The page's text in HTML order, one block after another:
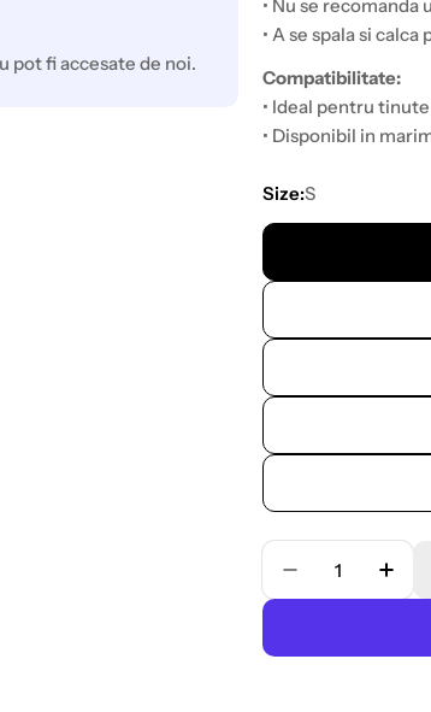
pot fi accesate de noi.
• Nu se recomanda
• A se spala si calca
Compatibilitate:
• Ideal pentru
• Disponibil in
Size:S
Cantitate
Scade